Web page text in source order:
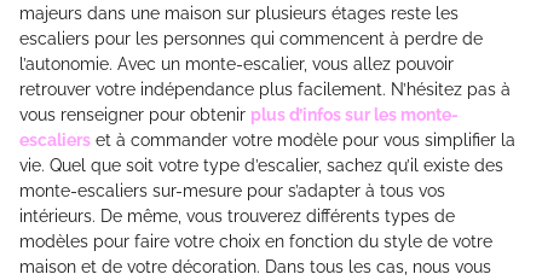
majeurs dans une maison sur plusieurs étages reste les
escaliers pour les personnes qui commencent à perdre de
l’autonomie. Avec un monte-escalier, vous allez pouvoir
retrouver votre indépendance plus facilement. N’hésitez pas à
vous renseigner pour obtenir plus d’infos sur les monte-
escaliers et à commander votre modèle pour vous simplifier la
vie. Quel que soit votre type d’escalier, sachez qu’il existe des
monte-escaliers sur-mesure pour s’adapter à tous vos
intérieurs. De même, vous trouverez différents types de
modèles pour faire votre choix en fonction du style de votre
maison et de votre décoration. Dans tous les cas, nous vous